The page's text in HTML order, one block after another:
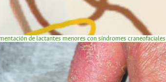
de lactantes menores con síndromes craneofaciales